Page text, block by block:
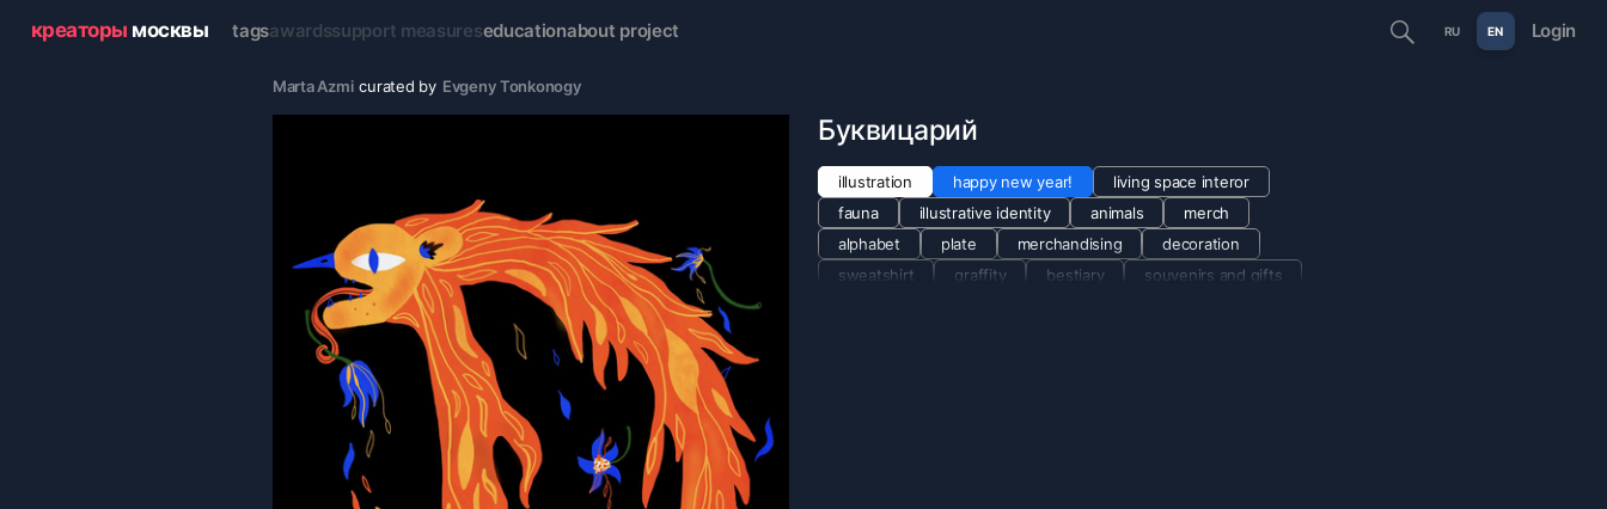
креаторы москвы tagsawardssupport measureseducationabout project RU EN Login
Marta Azmi curated by Evgeny Tonkonogy
Буквицарий
illustration happy new year!
living space interor
fauna
illustrative identity animals
merch
alphabet
plate merchandising
decoration
sweatshirt
graffity bestiary
souvenirs and gifts